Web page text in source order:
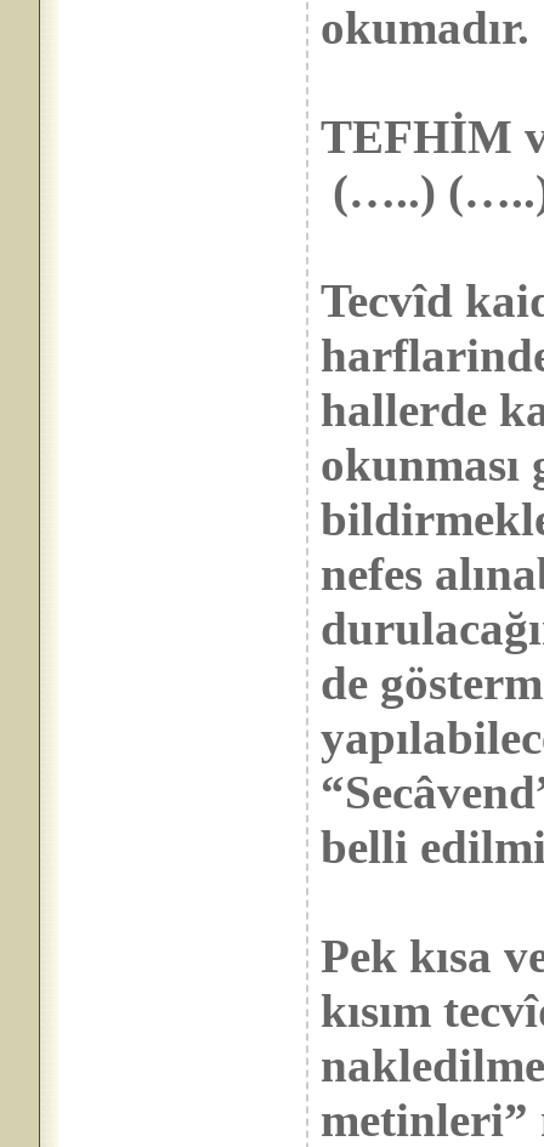
okumadır.
TEFHİM
(…..) (…..)
Tecvîd
hallerde
nefes
de
belli
Pek kısa
kısım
metinleri”